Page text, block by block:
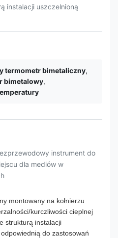
instalacji uszczelnioną
termometr bimetaliczny,
bimetalowy,
instrument do
dla mediów w
montowany na kołnierzu
kurczliwości cieplnej
strukturą instalacji
do zastosowań